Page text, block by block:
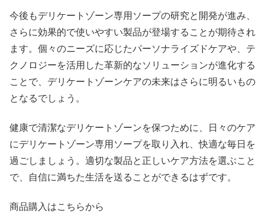
今後もデリケートゾーン専用ソープの研究と開発が進み、
さらに効果的で使いやすい製品が登場することが期待され
ます。個々のニーズに応じたパーソナライズドケアや、テ
クノロジーを活用した革新的なソリューションが進化する
ことで、デリケートゾーンケアの未来はさらに明るいもの
となるでしょう。
健康で清潔なデリケートゾーンを保つために、日々のケア
にデリケートゾーン専用ソープを取り入れ、快適な毎日を
過ごしましょう。適切な製品と正しいケア方法を選ぶこと
で、自信に満ちた生活を送ることができるはずです。
商品購入はこちらから